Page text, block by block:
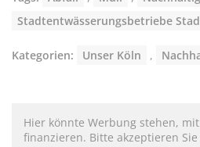
Stadtentwässerungsbetriebe
Kategorien: Unser Köln ,
Hier könnte Werbung stehen,
finanzieren. Bitte akzeptieren Sie